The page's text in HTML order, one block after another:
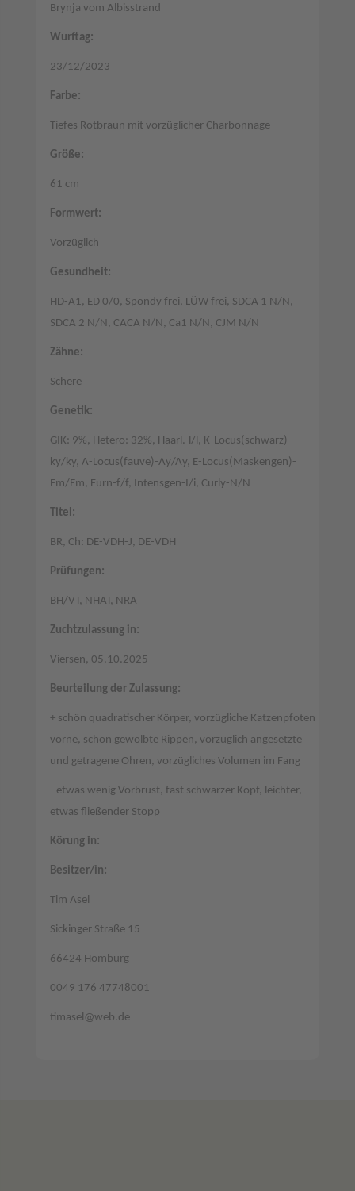
Brynja vom Albisstrand
Wurftag:
23/12/2023
Farbe:
Tiefes Rotbraun mit vorzüglicher Charbonnage
Größe:
61 cm
Formwert:
Vorzüglich
Gesundheit:
HD-A1, ED 0/0, Spondy frei, LÜW frei, SDCA 1 N/N,
SDCA 2 N/N, CACA N/N, Ca1 N/N, CJM N/N
Zähne:
Schere
Genetik:
GIK: 9%, Hetero: 32%, Haarl.-l/l, K-Locus(schwarz)-
ky/ky, A-Locus(fauve)-Ay/Ay, E-Locus(Maskengen)-
Em/Em, Furn-f/f, Intensgen-I/i, Curly-N/N
Titel:
BR, Ch: DE-VDH-J, DE-VDH
Prüfungen:
BH/VT, NHAT, NRA
Zuchtzulassung in:
Viersen, 05.10.2025
Beurteilung der Zulassung:
+ schön quadratischer Körper, vorzügliche Katzenpfoten
vorne, schön gewölbte Rippen, vorzüglich angesetzte
und getragene Ohren, vorzügliches Volumen im Fang
- etwas wenig Vorbrust, fast schwarzer Kopf, leichter,
etwas fließender Stopp
Körung in:
Besitzer/in:
Tim Asel
Sickinger Straße 15
66424 Homburg
0049 176 47748001
timasel@web.de